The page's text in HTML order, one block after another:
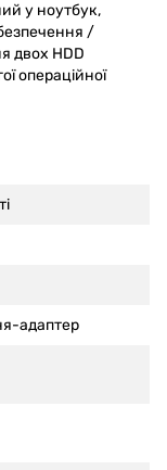
у ноутбук,
/
двох HDD
операційної
адаптер